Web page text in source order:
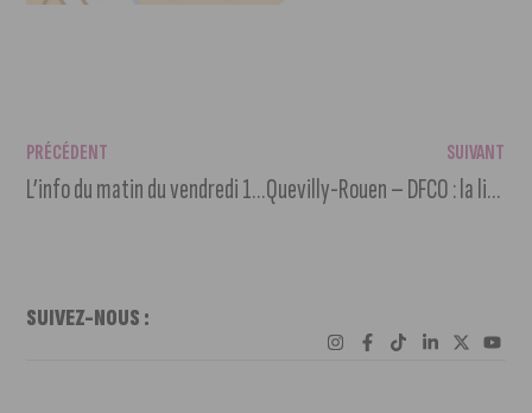
PRÉCÉDENT
L’info du matin du vendredi 13 août 2021
SUIVANT
Quevilly-Rouen – DFCO : la liste des joueurs appelés
SUIVEZ-NOUS :